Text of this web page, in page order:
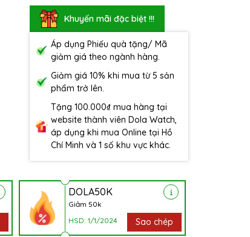
Khuyến mãi đặc biệt !!!
Áp dụng Phiếu quà tặng/ Mã
giảm giá theo ngành hàng.
Giảm giá 10% khi mua từ 5 sản
phẩm trở lên.
Tặng 100.000₫ mua hàng tại
website thành viên Dola Watch,
áp dụng khi mua Online tại Hồ
Chí Minh và 1 số khu vực khác.
DOLA50K
Giảm 50k
HSD: 1/1/2024
Sao chép